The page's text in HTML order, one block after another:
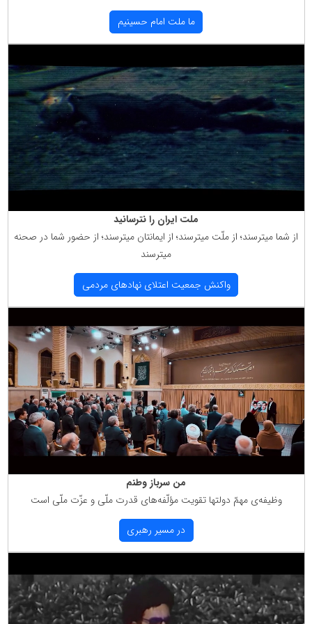
ما ملت امام حسینیم
ملت ایران را نترسانید
از شما میترسند؛ از ملّت میترسند؛ از ایمانتان میترسند؛ از حضور شما در صحنه
میترسند
واكنش جمعیت اعتلای نهادهای مردمی
من سرباز وطنم
وظیفه‌ی مهمّ دولتها تقویت مؤلّفه‌های قدرت ملّی و عزّت ملّی است
در مسیر رهبری